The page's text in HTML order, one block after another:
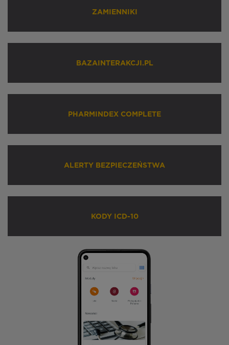
ZAMIENNIKI
BAZAINTERAKCJI.PL
PHARMINDEX COMPLETE
ALERTY BEZPIECZEŃSTWA
KODY ICD-10